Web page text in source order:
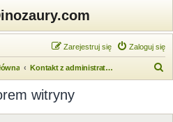
Zaloguj się
Zarejestruj się
Kontakt z administratorem witryny
k
witryny